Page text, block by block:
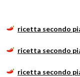
ricetta secondo
ricetta secondo
ricetta secondo